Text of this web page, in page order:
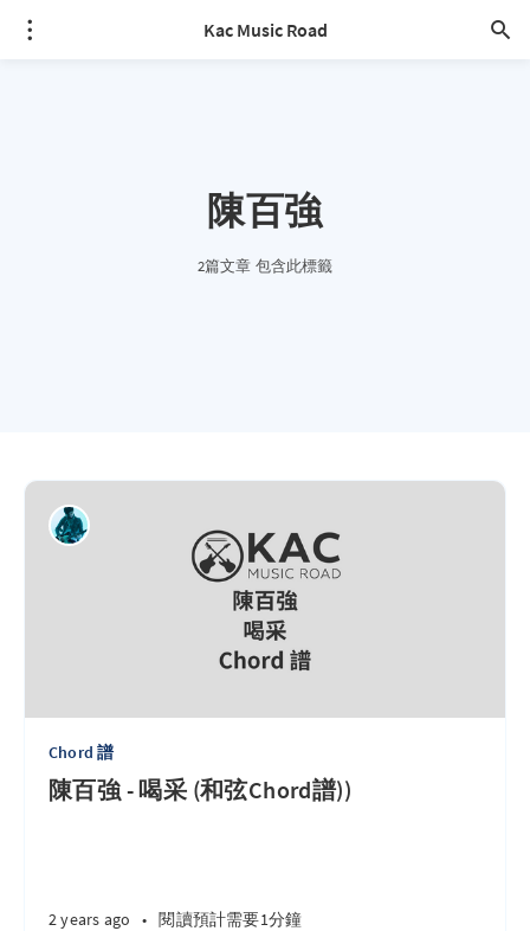
Kac Music Road
陳百強
2篇文章 包含此標籤
Chord 譜
陳百強 - 喝采 (和弦Chord譜))
2 years ago • 閱讀預計需要1分鐘